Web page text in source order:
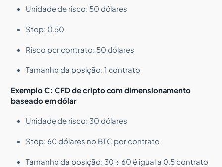
Unidade de risco: 50 dólares
Stop: 0,50
Risco por contrato: 50 dólares
Tamanho da posição: 1 contrato
Exemplo C: CFD de cripto com dimensionamento
baseado em dólar
Unidade de risco: 30 dólares
Stop: 60 dólares no BTC por contrato
Tamanho da posição: 30 ÷ 60 é igual a 0,5 contrato